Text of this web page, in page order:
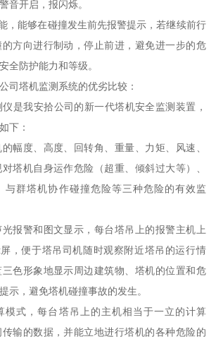
音开启，报闪烁。
，能够在碰撞发生前先报警提示，若继续前行
方向进行制动，停止前进，避免进一步的危
全防护能力和等级。
司塔机监测系统的优劣比较：
是我安拾公司的新一代塔机安全监测装置，
下：
的幅度、高度、回转角、重量、力矩、风速、
塔机自身运作危险（超重、倾斜过大等）、
与群塔机协作碰撞危险等三种危险的有效监
报警和图文显示，每台塔吊上的报警主机上
，便于塔吊司机随时观察附近塔吊的运行情
色形象地显示周边建筑物、塔机的位置和危
示，避免塔机碰撞事故的发生。
模式，每台塔吊上的主机相当于一立的计算
输的数据，并能立地进行塔机的各种危险的